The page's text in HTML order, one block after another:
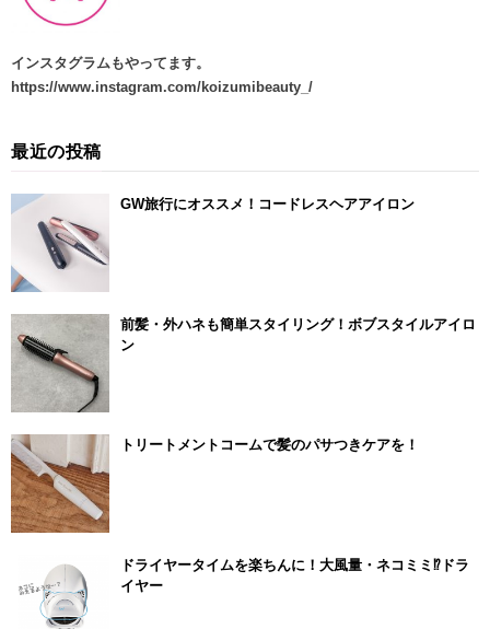
インスタグラムもやってます。
https://www.instagram.com/koizumibeauty_/
最近の投稿
GW旅行にオススメ！コードレスヘアアイロン
前髪・外ハネも簡単スタイリング！ボブスタイルアイロ
ン
トリートメントコームで髪のパサつきケアを！
ドライヤータイムを楽ちんに！大風量・ネコミミ⁉ドラ
イヤー